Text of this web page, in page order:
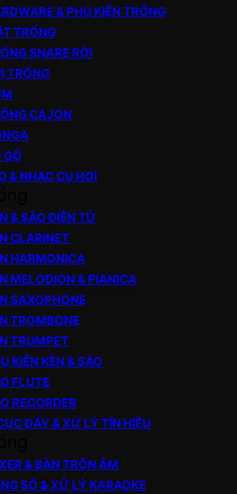
& PHỤ KIỆN TRỐNG
TRỐNG
SNARE RỜI
TRỐNG
CAJON
GÕ
& NHẠC CỤ HƠI
& SÁO ĐIỆN TỬ
CLARINET
HARMONICA
MELODION & PIANICA
SAXOPHONE
TROMBONE
TRUMPET
KIỆN KÈN & SÁO
FLUTE
RECORDER
ĐẨY & XỬ LÝ TÍN HIỆU
& BÀN TRỘN ÂM
SỐ & XỬ LÝ KARAOKE